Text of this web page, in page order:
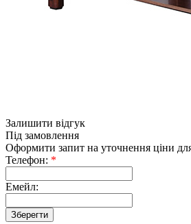
Залишити відгук
Під замовлення
Оформити запит на уточнення ціни
Телефон: *
Емейл: